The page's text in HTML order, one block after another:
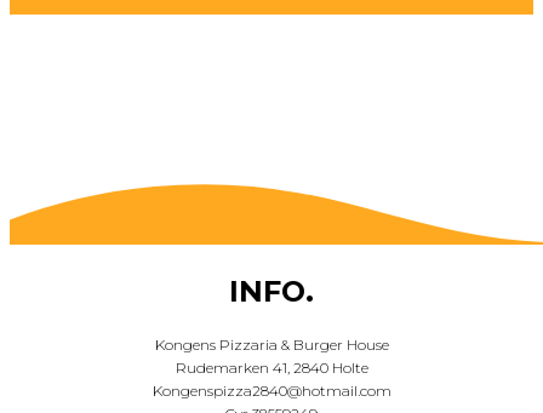
INFO.
Kongens Pizzaria & Burger House
Rudemarken 41, 2840 Holte
Kongenspizza2840@hotmail.com